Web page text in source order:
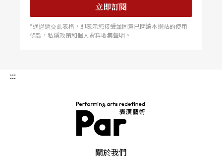
立即訂閱
*通過遞交此表格，即表示您接受並同意已閱讀本網站的使用
條款，私隱政策和個人資料收集聲明。
:::
關於我們